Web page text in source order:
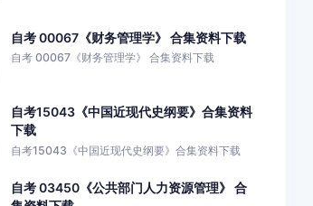
自考 00067《财务管理学》 合集资料下载
自考 00067《财务管理学》 合集资料下载
自考15043《中国近现代史纲要》合集资料
下载
自考15043《中国近现代史纲要》合集资料下载
自考 03450《公共部门人力资源管理》 合